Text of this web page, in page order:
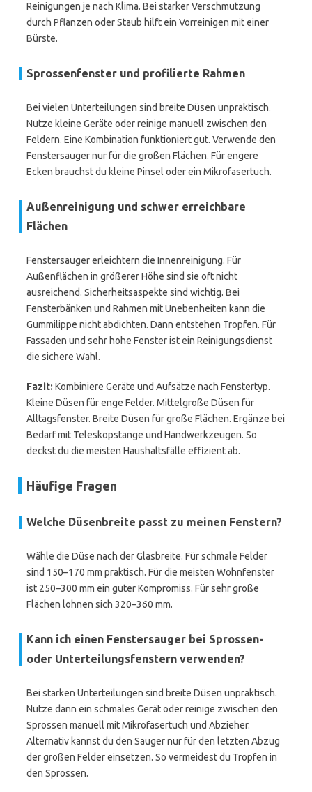
Reinigungen je nach Klima. Bei starker Verschmutzung
durch Pflanzen oder Staub hilft ein Vorreinigen mit einer
Bürste.
Sprossenfenster und profilierte Rahmen
Bei vielen Unterteilungen sind breite Düsen unpraktisch.
Nutze kleine Geräte oder reinige manuell zwischen den
Feldern. Eine Kombination funktioniert gut. Verwende den
Fenstersauger nur für die großen Flächen. Für engere
Ecken brauchst du kleine Pinsel oder ein Mikrofasertuch.
Außenreinigung und schwer erreichbare
Flächen
Fenstersauger erleichtern die Innenreinigung. Für
Außenflächen in größerer Höhe sind sie oft nicht
ausreichend. Sicherheitsaspekte sind wichtig. Bei
Fensterbänken und Rahmen mit Unebenheiten kann die
Gummilippe nicht abdichten. Dann entstehen Tropfen. Für
Fassaden und sehr hohe Fenster ist ein Reinigungsdienst
die sichere Wahl.
Fazit: Kombiniere Geräte und Aufsätze nach Fenstertyp.
Kleine Düsen für enge Felder. Mittelgroße Düsen für
Alltagsfenster. Breite Düsen für große Flächen. Ergänze bei
Bedarf mit Teleskopstange und Handwerkzeugen. So
deckst du die meisten Haushaltsfälle effizient ab.
Häufige Fragen
Welche Düsenbreite passt zu meinen Fenstern?
Wähle die Düse nach der Glasbreite. Für schmale Felder
sind 150–170 mm praktisch. Für die meisten Wohnfenster
ist 250–300 mm ein guter Kompromiss. Für sehr große
Flächen lohnen sich 320–360 mm.
Kann ich einen Fenstersauger bei Sprossen-
oder Unterteilungsfenstern verwenden?
Bei starken Unterteilungen sind breite Düsen unpraktisch.
Nutze dann ein schmales Gerät oder reinige zwischen den
Sprossen manuell mit Mikrofasertuch und Abzieher.
Alternativ kannst du den Sauger nur für den letzten Abzug
der großen Felder einsetzen. So vermeidest du Tropfen in
den Sprossen.